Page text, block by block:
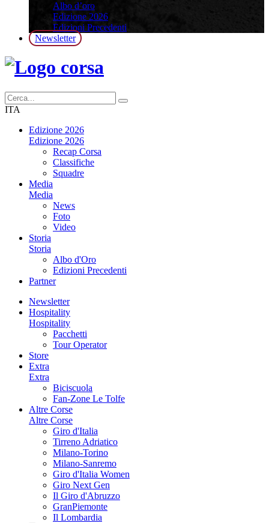
Albo d’oro
Edizione 2026
Edizioni Precedenti
Newsletter
ITA
Edizione 2026
Edizione 2026
Recap Corsa
Classifiche
Squadre
Media
Media
News
Foto
Video
Storia
Storia
Albo d'Oro
Edizioni Precedenti
Partner
Newsletter
Hospitality
Hospitality
Pacchetti
Tour Operator
Store
Extra
Extra
Biciscuola
Fan-Zone Le Tolfe
Altre Corse
Altre Corse
Giro d'Italia
Tirreno Adriatico
Milano-Torino
Milano-Sanremo
Giro d'Italia Women
Giro Next Gen
Il Giro d'Abruzzo
GranPiemonte
Il Lombardia